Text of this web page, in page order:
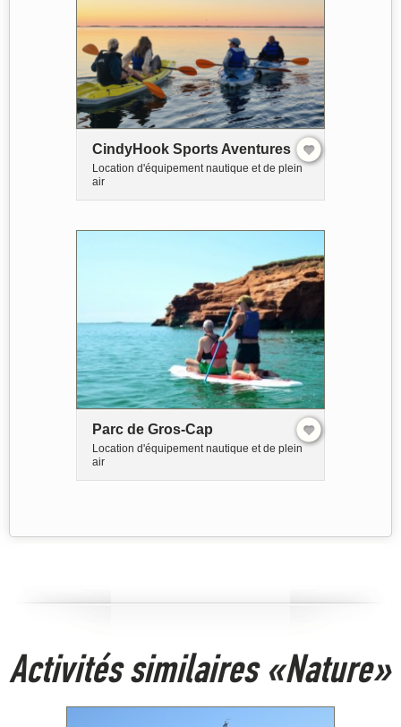
CindyHook Sports Aventures
Location d'équipement nautique et de plein
air
Parc de Gros-Cap
Location d'équipement nautique et de plein
air
Activités similaires «Nature»